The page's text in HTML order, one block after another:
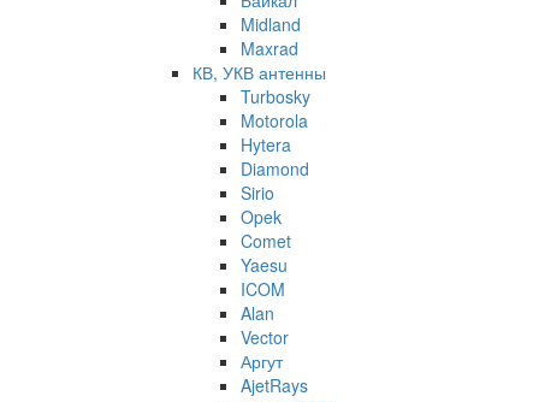
Midland
Maxrad
КВ, УКВ антенны
Turbosky
Motorola
Hytera
Diamond
Sirio
Opek
Comet
Yaesu
ICOM
Alan
Vector
Аргут
AjetRays